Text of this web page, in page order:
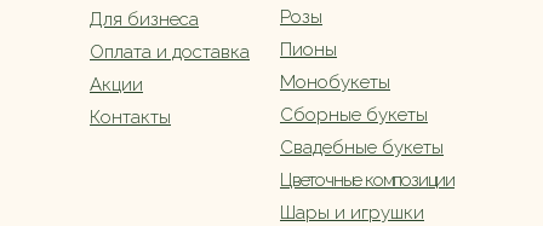
Оплата и доставка
Сборные букеты
Свадебные букеты
Для бизнеса
Монобукеты
Цветочные композиции
Акции
Контакты
Шары и игрушки
Розы
Пионы